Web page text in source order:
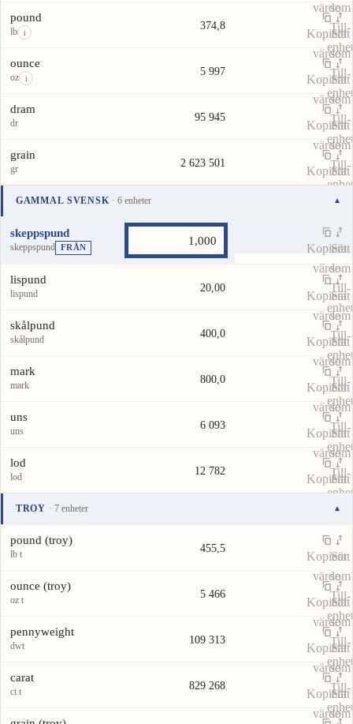
värdesom
Till-
enhet
pound
lb i
374,8
Kopiera
värde
Sätt
som
Till-
enhet
ounce
oz i
5 997
Kopiera
värde
Sätt
som
Till-
enhet
dram
dr 95 945
Kopiera
värde
Sätt
som
Till-
enhet
grain
gr 2 623 501
Kopiera
Sätt
enhet
GAMMAL SVENSK · 6 enheter ▾
Enhet Värde
skeppspund
skeppspund FRÅN
Kopiera
värde
Sätt
som
Till-
enhet
lispund
lispund 20,00
Kopiera
värde
Sätt
som
Till-
enhet
skålpund
skålpund 400,0
Kopiera
värde
Sätt
som
Till-
enhet
mark
mark 800,0
Kopiera
värde
Sätt
som
Till-
enhet
uns
uns 6 093
Kopiera
värde
Sätt
som
Till-
enhet
lod
lod 12 782
Kopiera
Sätt
enhet
TROY · 7 enheter ▾
VärdeÅtgärder
pound (troy)
lb t 455,5
Kopiera
värde
Sätt
som
Till-
enhet
ounce (troy)
oz t 5 466
Kopiera
värde
Sätt
som
Till-
enhet
pennyweight
dwt 109 313
Kopiera
värde
Sätt
som
Till-
enhet
carat
ct t 829 268
Kopiera
värde
Sätt
som